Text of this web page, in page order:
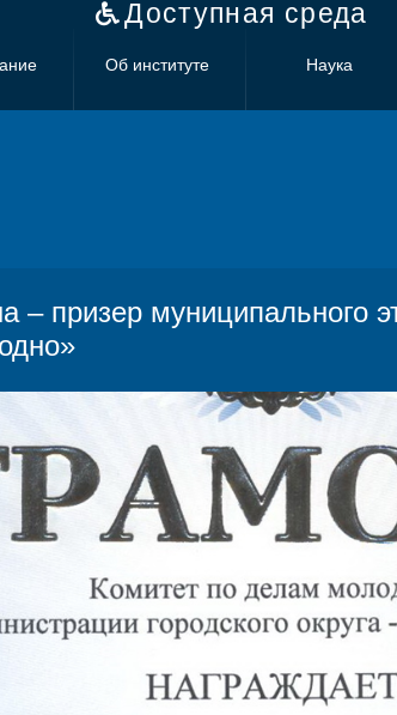
Доступная среда
Об институте Наука
– призер муниципального